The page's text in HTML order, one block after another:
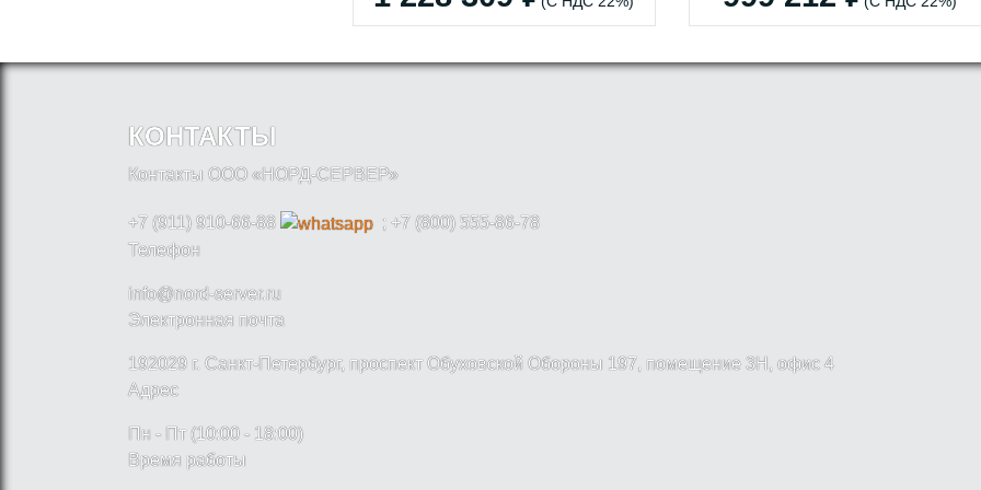
КОНТАКТЫ
Контакты ООО «НОРД-СЕРВЕР»
+7 (911) 910-66-88
; +7 (800) 555-86-78
Телефон
info@nord-server.ru
Электронная почта
192029 г. Санкт-Петербург, проспект Обуховской Обороны 197, помещение 3Н, офис 4
Адрес
Пн - Пт (10:00 - 18:00)
Время работы